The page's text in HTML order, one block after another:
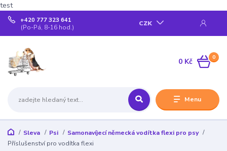
test
Menu
CZK
+420 777 323 641
(Po-Pá, 8-16 hod.)
0
0 Kč
Sleva Psi
Samonavíjecí německá vodítka flexi pro psy
Příslušenství pro vodítka flexi